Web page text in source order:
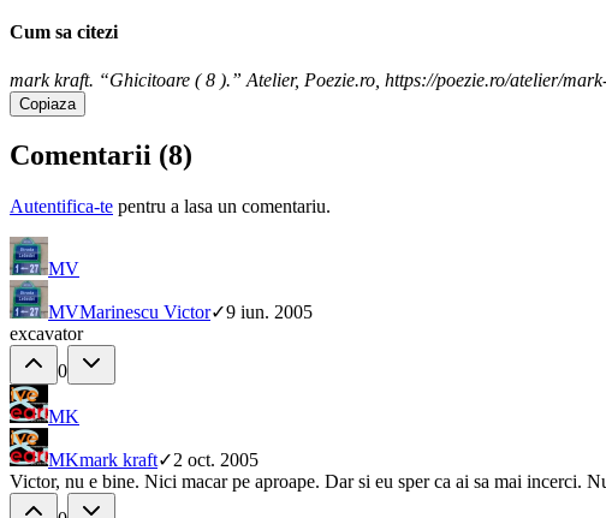
Cum sa citezi
mark kraft. “Ghicitoare ( 8 ).” Atelier, Poezie.ro, https://poezie.ro/atelier/
Copiaza
Comentarii (8)
Autentifica-te pentru a lasa un comentariu.
MV
MVMarinescu Victor✓9 iun. 2005
excavator
0
MK
MKmark kraft✓2 oct. 2005
Victor, nu e bine. Nici macar pe aproape. Dar si eu sper ca ai sa mai incerci.